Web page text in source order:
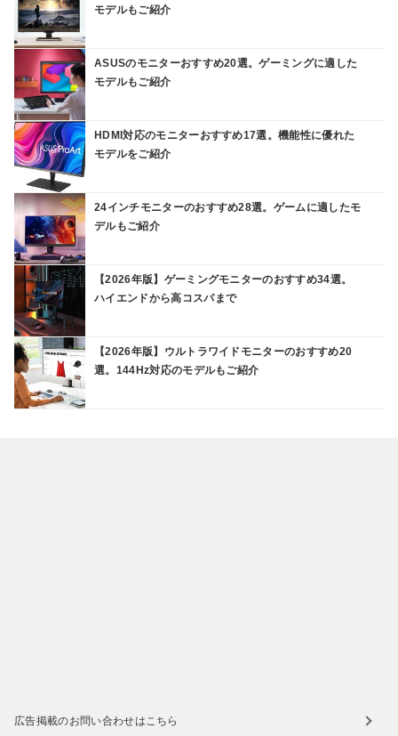
モデルもご紹介
ASUSのモニターおすすめ20選。ゲーミングに適した
モデルもご紹介
HDMI対応のモニターおすすめ17選。機能性に優れた
モデルをご紹介
24インチモニターのおすすめ28選。ゲームに適したモ
デルもご紹介
【2026年版】ゲーミングモニターのおすすめ34選。
ハイエンドから高コスパまで
【2026年版】ウルトラワイドモニターのおすすめ20
選。144Hz対応のモデルもご紹介
広告掲載のお問い合わせはこちら